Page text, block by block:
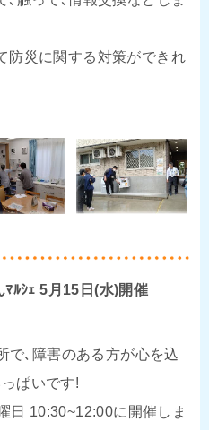
防災に関する対策ができれ
ﾙｼｪ 5月15日(水)開催
で､障害のある方が心を込
ぱいです!
日 10:30~12:00に開催しま